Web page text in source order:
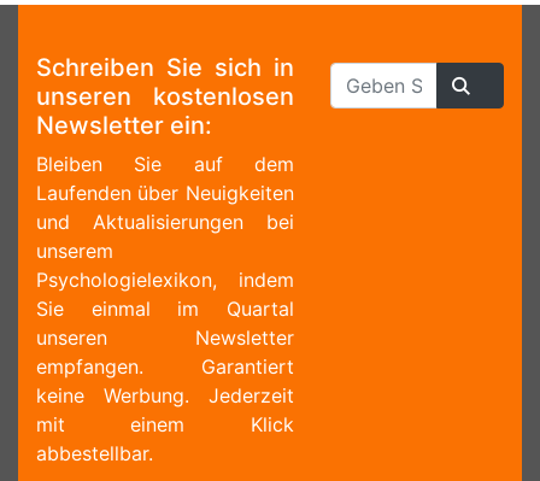
Schreiben Sie sich in
unseren kostenlosen
Newsletter ein:
Bleiben Sie auf dem
Laufenden über Neuigkeiten
und Aktualisierungen bei
unserem
Psychologielexikon, indem
Sie einmal im Quartal
unseren Newsletter
empfangen. Garantiert
keine Werbung. Jederzeit
mit einem Klick
abbestellbar.